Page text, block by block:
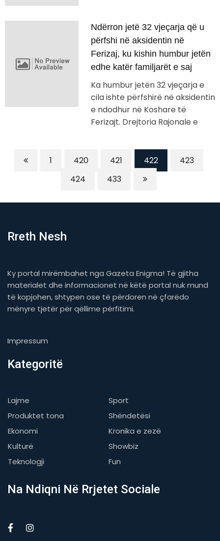
Ndërron jetë 32 vjeçarja që u
përfshi në aksidentin në
Ferizaj, ku kishin humbur jetën
edhe katër familjarët e saj
Ka humbur jetën 32 vjeçarja e
cila ishte përfshirë në aksidentin
e ndodhur në Koshare të
Ferizajt. Drejtoria Rajonale e
1 420 421 422
423
424
433
Rreth Nesh
Ky portal mirëmbahet nga Gazeta Enigma! Të gjitha
materialet dhe informacionet në këtë portal nuk mund
të kopjohen, shtypen ose të përdoren në çfarëdo
mënyre tjetër për qëllime përfitimi.
Impressum
Kategoritë
Lajme
Sport
Produktet tona
Shëndetësi
Ekonomi
Kronika e zezë
Kulturë
Showbiz
Teknologji
Fun
Na Ndiqni Në Rrjetet Sociale